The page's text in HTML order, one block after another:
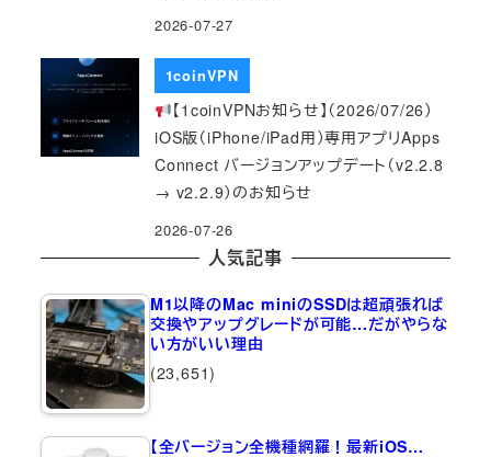
2026-07-27
1coinVPN
【1coinVPNお知らせ】（2026/07/26）
iOS版（iPhone/iPad用）専用アプリApps
Connect バージョンアップデート（v2.2.8
→ v2.2.9）のお知らせ
2026-07-26
人気記事
M1以降のMac miniのSSDは超頑張れば
交換やアップグレードが可能…だがやらな
い方がいい理由
(23,651)
【全バージョン全機種網羅！最新iOS…